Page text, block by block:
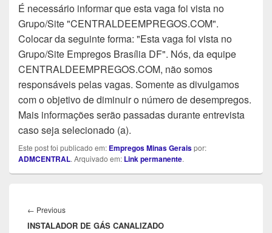
É necessário informar que esta vaga foi vista no
Grupo/Site "CENTRALDEEMPREGOS.COM".
Colocar da seguinte forma: "Esta vaga foi vista no
Grupo/Site Empregos Brasília DF". Nós, da equipe
CENTRALDEEMPREGOS.COM, não somos
responsáveis pelas vagas. Somente as divulgamos
com o objetivo de diminuir o número de desempregos.
Mais informações serão passadas durante entrevista
caso seja selecionado (a).
Este post foi publicado em: Empregos Minas Geraispor:
ADMCENTRAL. Arquivado em: Link permanente.
de
Post
← PreviousPrevious
post:
INSTALADOR DE GÁS CANALIZADO